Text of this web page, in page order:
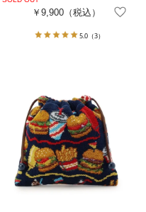
￥9,900（税込）
5.0（3）